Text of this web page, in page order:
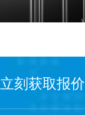
立刻获取报价